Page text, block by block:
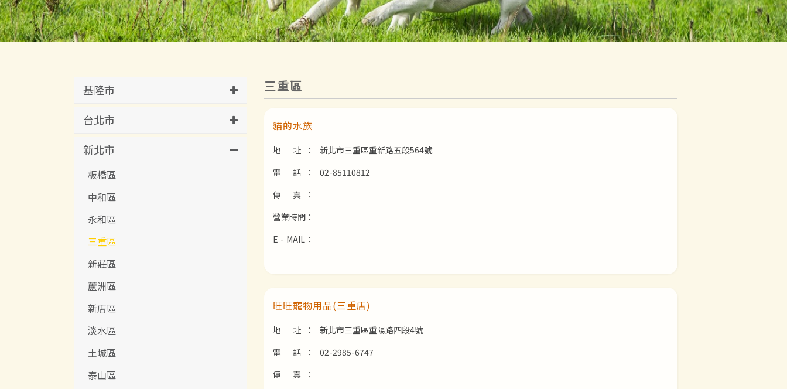
基隆市
台北市
新北市
板橋區
中和區
永和區
三重區
新莊區
蘆洲區
新店區
淡水區
土城區
泰山區
三重區
貓的水族
地 址：
新北市三重區重新路五段564號
電 話：
02-85110812
傳 真：
營業時間：
E - MAIL：
旺旺寵物用品(三重店)
地 址：
新北市三重區重陽路四段4號
電 話：
02-2985-6747
傳 真：